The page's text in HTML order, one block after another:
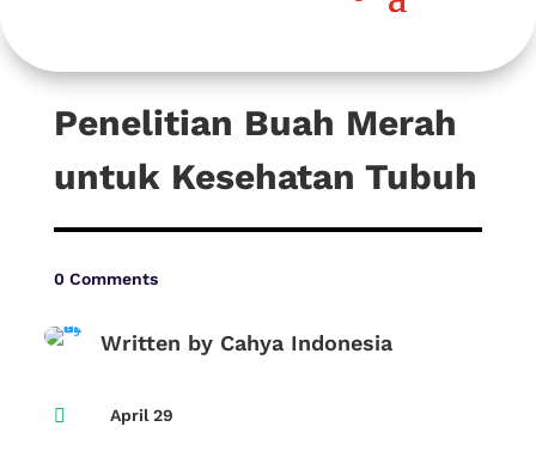
Penelitian Buah Merah
untuk Kesehatan Tubuh
0 Comments
Written by Cahya Indonesia
 April 29